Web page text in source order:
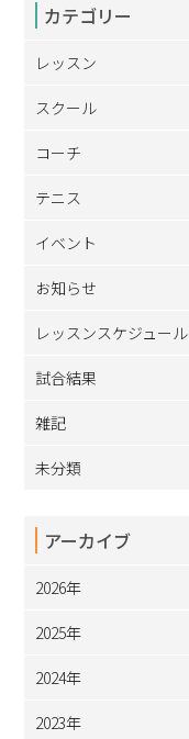
カテゴリー
レッスン
スクール
コーチ
テニス
イベント
お知らせ
レッスンスケジュール
試合結果
雑記
未分類
アーカイブ
2026年
2025年
2024年
2023年